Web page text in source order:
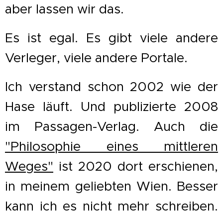
aber lassen wir das.
Es ist egal. Es gibt viele andere
Verleger, viele andere Portale.
Ich verstand schon 2002 wie der
Hase läuft. Und publizierte 2008
im Passagen-Verlag. Auch die
"Philosophie eines mittleren
Weges" ist 2020 dort erschienen,
in meinem geliebten Wien. Besser
kann ich es nicht mehr schreiben.